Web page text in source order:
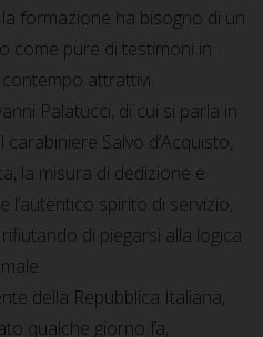
formazione ha bisogno di un
come pure di testimoni in
attrattivi.
Palatucci, di cui si parla in
Salvo d’Acquisto,
la misura di dedizione e
l’autentico spirito di servizio,
di piegarsi alla logica
della Repubblica Italiana,
qualche giorno fa,